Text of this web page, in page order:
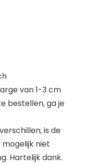
van 1-3 cm
bestellen, ga je
is de
niet
Hartelijk dank.